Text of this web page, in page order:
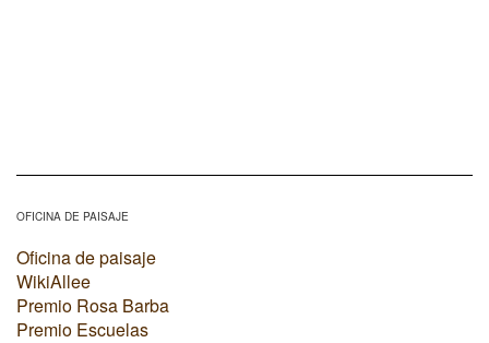
OFICINA DE PAISAJE
Oficina de paisaje
WikiAllee
Premio Rosa Barba
Premio Escuelas